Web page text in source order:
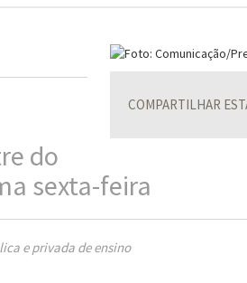
COMPARTILHAR
do
sexta-feira
e privada de ensino